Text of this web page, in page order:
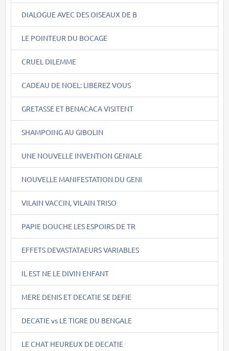
DIALOGUE AVEC DES OISEAUX DE B
LE POINTEUR DU BOCAGE
CRUEL DILEMME
CADEAU DE NOEL: LIBEREZ VOUS
GRETASSE ET BENACACA VISITENT
SHAMPOING AU GIBOLIN
UNE NOUVELLE INVENTION GENIALE
NOUVELLE MANIFESTATION DU GENI
VILAIN VACCIN, VILAIN TRISO
PAPIE DOUCHE LES ESPOIRS DE TR
EFFETS DEVASTATAEURS VARIABLES
IL EST NE LE DIVIN ENFANT
MERE DENIS ET DECATIE SE DEFIE
DECATIE vs LE TIGRE DU BENGALE
LE CHAT HEUREUX DE DECATIE